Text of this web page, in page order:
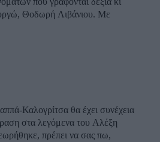
Θοδωρή Λιβάνιου. Με
Καλογρίτσα θα έχει συνέχεια
στα λεγόμενα του Αλέξη
πρέπει να σας πω,